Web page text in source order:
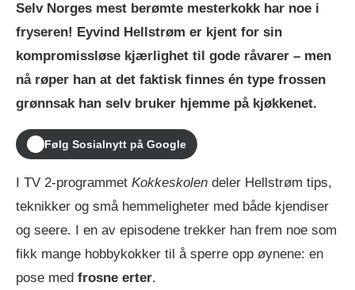
Selv Norges mest berømte mesterkokk har noe i
fryseren! Eyvind Hellstrøm er kjent for sin
kompromissløse kjærlighet til gode råvarer – men
nå røper han at det faktisk finnes én type frossen
grønnsak han selv bruker hjemme på kjøkkenet.
Følg Sosialnytt på Google
I TV 2-programmet Kokkeskolen deler Hellstrøm tips,
teknikker og små hemmeligheter med både kjendiser
og seere. I en av episodene trekker han frem noe som
fikk mange hobbykokker til å sperre opp øynene: en
pose med frosne erter.